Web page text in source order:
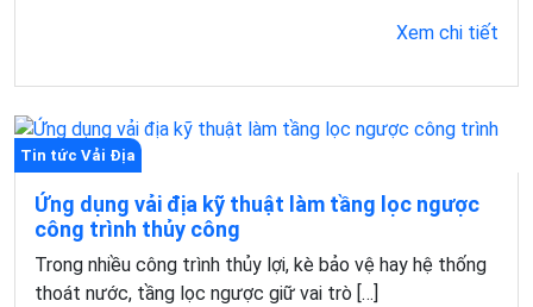
Xem chi tiết
Tin tức Vải Địa
Ứng dụng vải địa kỹ thuật làm tầng lọc ngược
công trình thủy công
Trong nhiều công trình thủy lợi, kè bảo vệ hay hệ thống
thoát nước, tầng lọc ngược giữ vai trò […]